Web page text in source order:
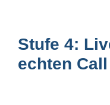
Stufe 4:
echten Call